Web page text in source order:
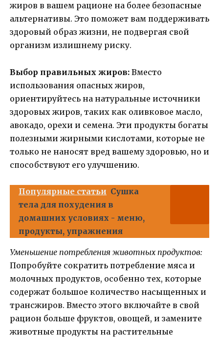
жиров в вашем рационе на более безопасные
альтернативы. Это поможет вам поддерживать
здоровый образ жизни, не подвергая свой
организм излишнему риску.
Выбор правильных жиров: Вместо
использования опасных жиров,
ориентируйтесь на натуральные источники
здоровых жиров, таких как оливковое масло,
авокадо, орехи и семена. Эти продукты богаты
полезными жирными кислотами, которые не
только не наносят вред вашему здоровью, но и
способствуют его улучшению.
Популярные статьи Сушка
тела для похудения в
домашних условиях - меню,
продукты, упражнения
Уменьшение потребления животных продуктов:
Попробуйте сократить потребление мяса и
молочных продуктов, особенно тех, которые
содержат большое количество насыщенных и
трансжиров. Вместо этого включайте в свой
рацион больше фруктов, овощей, и замените
животные продукты на растительные